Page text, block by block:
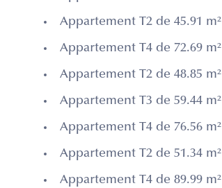
Appartement T2 de 45.91 m²
Appartement T4 de 72.69 m²
Appartement T2 de 48.85 m²
Appartement T3 de 59.44 m²
Appartement T4 de 76.56 m²
Appartement T2 de 51.34 m²
Appartement T4 de 89.99 m²